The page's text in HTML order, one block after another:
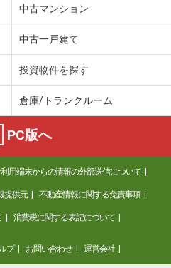
中古マンション
中古一戸建て
投資物件を探す
倉庫/トランクルーム
PC版へ
用端末からの情報の外部送信について
提供元 不動産情報に関する免責事項
消費税に関する表記について
プ お問い合わせ 運営会社